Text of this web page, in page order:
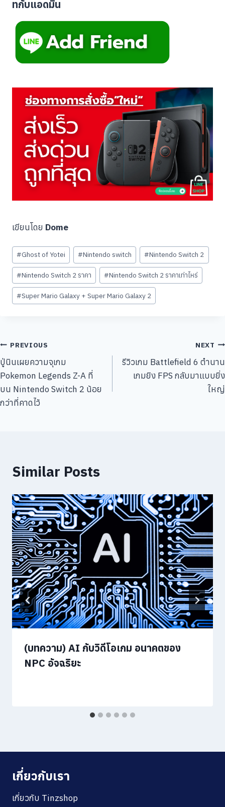
ทกับแอดมิน
เขียนโดย Dome
Post
Tags:
#Ghost of Yotei #Nintendo switch #Nintendo Switch 2
#Nintendo Switch 2 ราคา #Nintendo Switch 2 ราคาเท่าไหร่
#Super Mario Galaxy + Super Mario Galaxy 2
แนะแนว
เรื่อง
PREVIOUS
ปู่นินเผยความจุเกม
Pokemon Legends Z-A ที่
บน Nintendo Switch 2 น้อย
กว่าที่คาดไว้
NEXT
รีวิวเกม Battlefield 6 ตำนาน
เกมยิง FPS กลับมาแบบยิ่ง
ใหญ่
Similar Posts
(บทความ) AI กับวิดีโอเกม อนาคตของ
NPC อัจฉริยะ
เกี่ยวกับเรา
เกี่ยวกับ Tinzshop